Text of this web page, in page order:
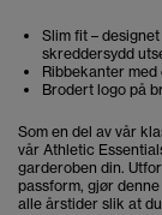
Slim fit –
skreddersydd
Ribbekanter
Brodert logo på
Som en del av vår
vår Athletic
garderoben din.
passform, gjør
alle årstider slik at